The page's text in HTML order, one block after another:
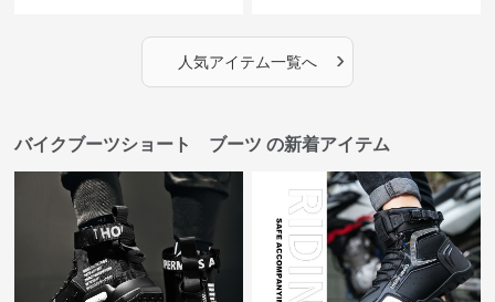
人気アイテム一覧へ ›
バイクブーツショート ブーツ の新着アイテム